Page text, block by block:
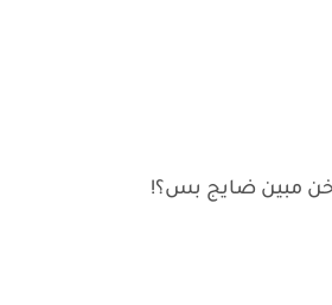
مبين ضايج بس؟!